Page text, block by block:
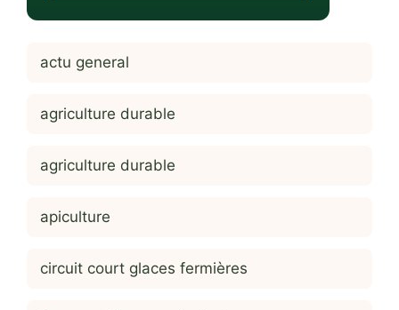
actu general
agriculture durable
agriculture durable
apiculture
circuit court glaces fermières